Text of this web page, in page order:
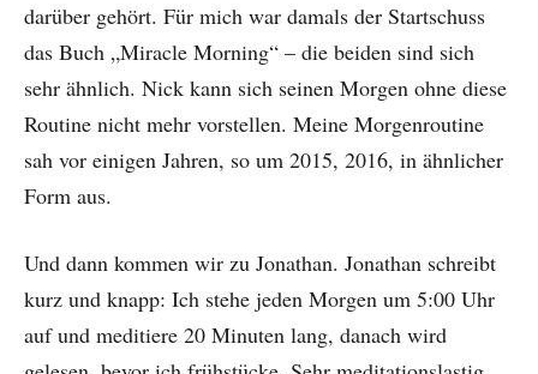
darüber gehört. Für mich war damals der Startschuss
das Buch „Miracle Morning“ – die beiden sind sich
sehr ähnlich. Nick kann sich seinen Morgen ohne diese
Routine nicht mehr vorstellen. Meine Morgenroutine
sah vor einigen Jahren, so um 2015, 2016, in ähnlicher
Form aus.
Und dann kommen wir zu Jonathan. Jonathan schreibt
kurz und knapp: Ich stehe jeden Morgen um 5:00 Uhr
auf und meditiere 20 Minuten lang, danach wird